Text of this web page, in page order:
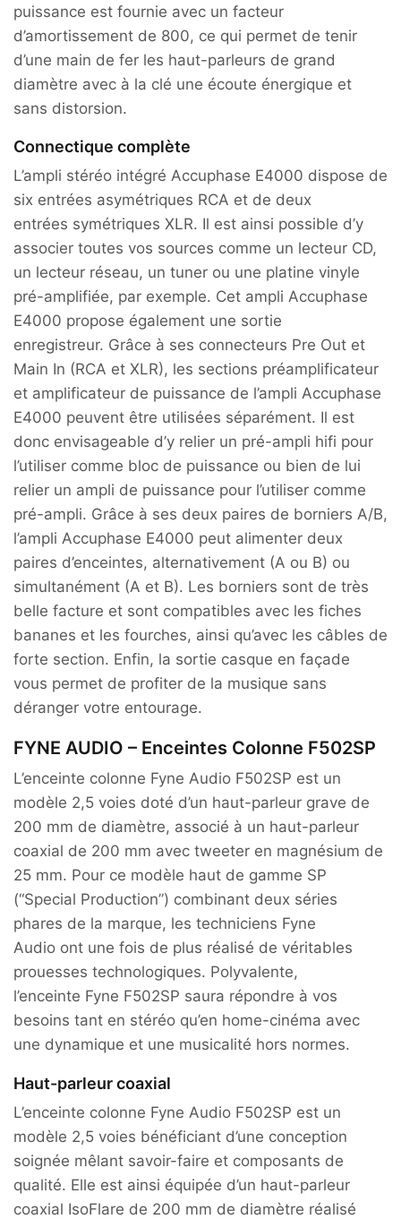
puissance est fournie avec un facteur
d’amortissement de 800, ce qui permet de tenir
d’une main de fer les haut-parleurs de grand
diamètre avec à la clé une écoute énergique et
sans distorsion.
Connectique complète
L’ampli stéréo intégré Accuphase E4000 dispose de
six entrées asymétriques RCA et de deux
entrées symétriques XLR. Il est ainsi possible d’y
associer toutes vos sources comme un lecteur CD,
un lecteur réseau, un tuner ou une platine vinyle
pré-amplifiée, par exemple. Cet ampli Accuphase
E4000 propose également une sortie
enregistreur. Grâce à ses connecteurs Pre Out et
Main In (RCA et XLR), les sections préamplificateur
et amplificateur de puissance de l’ampli Accuphase
E4000 peuvent être utilisées séparément. Il est
donc envisageable d’y relier un pré-ampli hifi pour
l’utiliser comme bloc de puissance ou bien de lui
relier un ampli de puissance pour l’utiliser comme
pré-ampli. Grâce à ses deux paires de borniers A/B,
l’ampli Accuphase E4000 peut alimenter deux
paires d’enceintes, alternativement (A ou B) ou
simultanément (A et B). Les borniers sont de très
belle facture et sont compatibles avec les fiches
bananes et les fourches, ainsi qu’avec les câbles de
forte section. Enfin, la sortie casque en façade
vous permet de profiter de la musique sans
déranger votre entourage.
FYNE AUDIO – Enceintes Colonne F502SP
L’enceinte colonne Fyne Audio F502SP est un
modèle 2,5 voies doté d’un haut-parleur grave de
200 mm de diamètre, associé à un haut-parleur
coaxial de 200 mm avec tweeter en magnésium de
25 mm. Pour ce modèle haut de gamme SP
(“Special Production”) combinant deux séries
phares de la marque, les techniciens Fyne
Audio ont une fois de plus réalisé de véritables
prouesses technologiques. Polyvalente,
l’enceinte Fyne F502SP saura répondre à vos
besoins tant en stéréo qu’en home-cinéma avec
une dynamique et une musicalité hors normes.
Haut-parleur coaxial
L’enceinte colonne Fyne Audio F502SP est un
modèle 2,5 voies bénéficiant d’une conception
soignée mêlant savoir-faire et composants de
qualité. Elle est ainsi équipée d’un haut-parleur
coaxial IsoFlare de 200 mm de diamètre réalisé